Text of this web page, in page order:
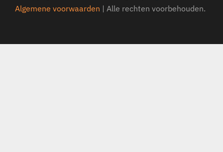
Algemene voorwaarden | Alle rechten voorbehouden.